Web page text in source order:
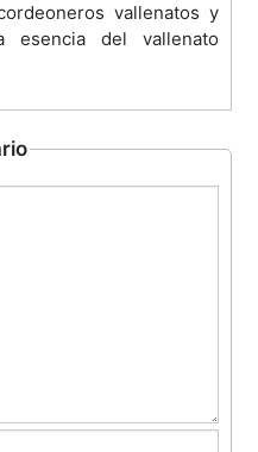
vallenatos y
esencia del vallenato